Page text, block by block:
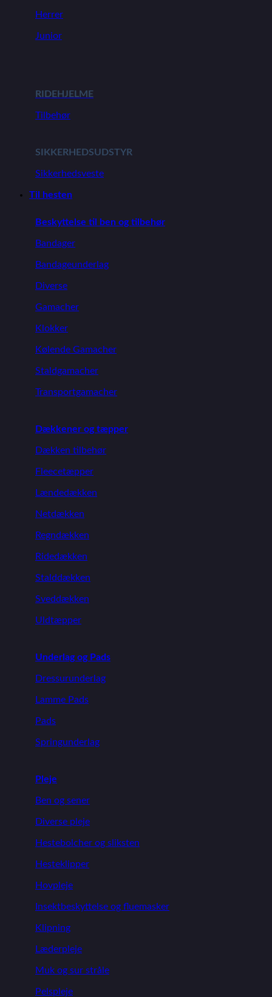
Herrer
Junior
RIDEHJELME
Tilbehør
SIKKERHEDSUDSTYR
Sikkerhedsveste
Til hesten
Beskyttelse til ben og tilbehør
Bandager
Bandageunderlag
Diverse
Gamacher
Klokker
Kølende Gamacher
Staldgamacher
Transportgamacher
Dækkener og tæpper
Dækken tilbehør
Fleecetæpper
Lændedækken
Netdækken
Regndækken
Ridedækken
Stalddækken
Sveddækken
Uldtæpper
Underlag og Pads
Dressurunderlag
Lamme Pads
Pads
Springunderlag
Pleje
Ben og sener
Diverse pleje
Hestebolcher og sliksten
Hesteklipper
Hovpleje
Insektbeskyttelse og fluemasker
Klipning
Læderpleje
Muk og sur stråle
Pelspleje